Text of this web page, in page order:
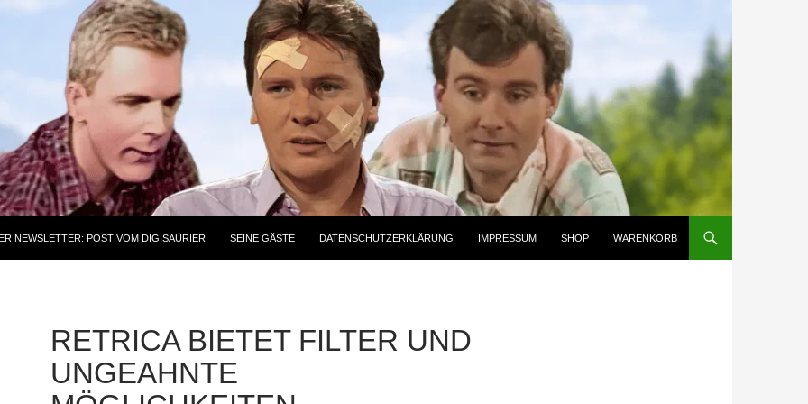
NEWSLETTER: POST VOM DIGISAURIER SEINE GÄSTE DATENSCHUTZERKLÄRUNG IMPRESSUM SHOP WARENKORB
RETRICA BIETET FILTER UND
UNGEAHNTE